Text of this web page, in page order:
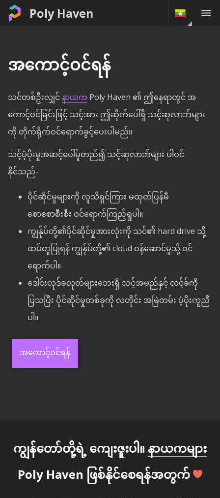
Poly Haven
အကောင့်ဝင်ရန်
သင်တစ်ဦးလျှင်နာယက Poly Haven ၏ ဤနေရာတွင် အ
ကောင့်ဝင်ခြင်းဖြင့် သင့်အား ဤဆိုက်ပေါ်ရှိ သင့်ဆုလာဘ်များ
ကို တိုက်ရိုက်ဝင်ရောက်ခွင့်ပေးပါမည်။
သင့်ပံ့ပိုးမှုအဆင့်ပေါ်မူတည်၍ သင့်ဆုလာဘ်များ ပါဝင်
နိုင်သည်-
ပိုင်ဆိုင်မှုများကို လူသိရှင်ကြား မထုတ်ပြန်မီ
စောစောစီးစီး ဝင်ရောက်ကြည့်ရှုပါ။
ကျွန်ုပ်တို့၏ပိုင်ဆိုင်မှုအားလုံးကို သင်၏ hard drive သို့
ထပ်တူပြုရန် ကျွန်ုပ်တို့၏ cloud ဝန်ဆောင်မှုသို့ ဝင်
ရောက်ပါ။
ဒေါင်းလုဒ်ခလုတ်များဘေးရှိ သင့်အမည်နှင့် လင့်ခ်ကို
ပြသပြီး ပိုင်ဆိုင်မှုတစ်ခုကို လတိုင်း အမြဲတမ်း ပံ့ပိုးကူညီ
ပါ။
အကောင့်ဝင်ရန်
ကျွန်တော်တို့ရဲ့ ကျေးဇူးပါ။ နာယကများ
Poly Haven ဖြစ်နိုင်စေရန်အတွက်